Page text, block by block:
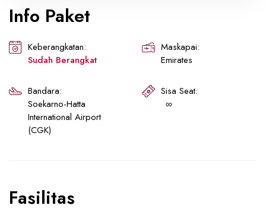
Info Paket
Keberangkatan:
Sudah Berangkat
Maskapai:
Emirates
Bandara:
Soekarno-Hatta
International Airport
(CGK)
Sisa Seat:
∞
Fasilitas